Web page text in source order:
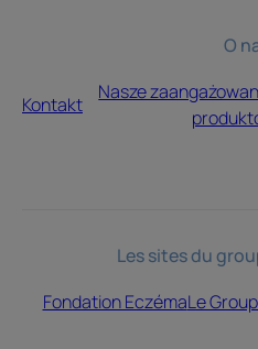
O
Kontakt
Nasze
Les sites du
Fondation EczémaLe